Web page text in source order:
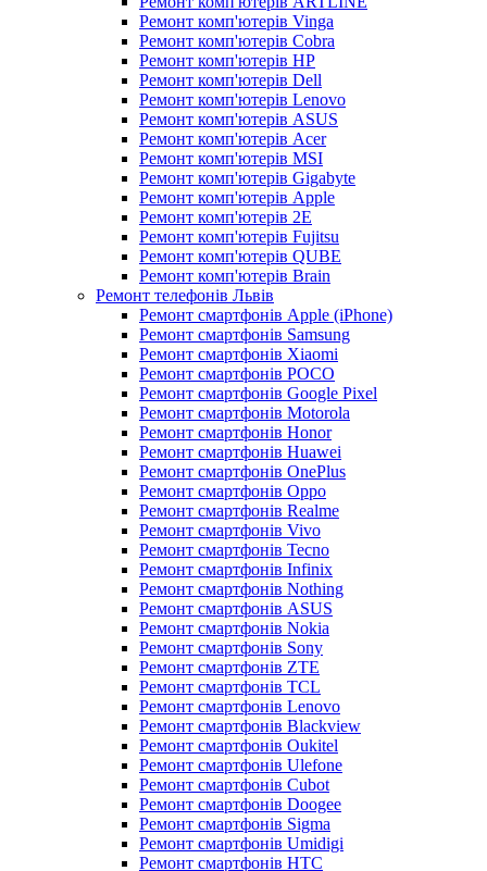
Ремонт комп'ютерів Vinga
Ремонт комп'ютерів Cobra
Ремонт комп'ютерів HP
Ремонт комп'ютерів Dell
Ремонт комп'ютерів Lenovo
Ремонт комп'ютерів ASUS
Ремонт комп'ютерів Acer
Ремонт комп'ютерів MSI
Ремонт комп'ютерів Gigabyte
Ремонт комп'ютерів Apple
Ремонт комп'ютерів 2E
Ремонт комп'ютерів Fujitsu
Ремонт комп'ютерів QUBE
Ремонт комп'ютерів Brain
Ремонт телефонів Львів
Ремонт смартфонів Apple (iPhone)
Ремонт смартфонів Samsung
Ремонт смартфонів Xiaomi
Ремонт смартфонів POCO
Ремонт смартфонів Google Pixel
Ремонт смартфонів Motorola
Ремонт смартфонів Honor
Ремонт смартфонів Huawei
Ремонт смартфонів OnePlus
Ремонт смартфонів Oppo
Ремонт смартфонів Realme
Ремонт смартфонів Vivo
Ремонт смартфонів Tecno
Ремонт смартфонів Infinix
Ремонт смартфонів Nothing
Ремонт смартфонів ASUS
Ремонт смартфонів Nokia
Ремонт смартфонів Sony
Ремонт смартфонів ZTE
Ремонт смартфонів TCL
Ремонт смартфонів Lenovo
Ремонт смартфонів Blackview
Ремонт смартфонів Oukitel
Ремонт смартфонів Ulefone
Ремонт смартфонів Cubot
Ремонт смартфонів Doogee
Ремонт смартфонів Sigma
Ремонт смартфонів Umidigi
Ремонт смартфонів HTC